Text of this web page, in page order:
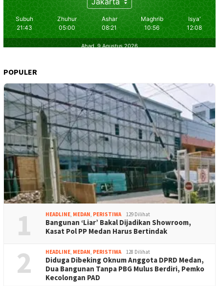
POPULER
1 HEADLINE, MEDAN, PERISTIWA 129 Dilihat
Bangunan ‘Liar’ Bakal Dijadikan Showroom,
Kasat Pol PP Medan Harus Bertindak
2 HEADLINE, MEDAN, PERISTIWA 128 Dilihat
Diduga Dibeking Oknum Anggota DPRD Medan,
Dua Bangunan Tanpa PBG Mulus Berdiri, Pemko
Kecolongan PAD